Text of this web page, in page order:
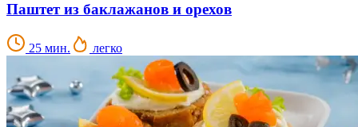
Паштет из баклажанов и орехов
25 мин. легко